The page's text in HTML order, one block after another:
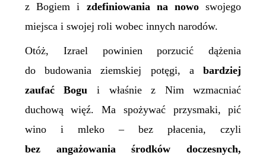
z Bogiem i zdefiniowania na nowoswojego
miejsca i swojej roli wobec innych narodów.
Otóż, Izrael powinien porzucić dążenia
do budowania ziemskiej potęgi, abardziej
zaufać Bogu i właśnie z Nim wzmacniać
duchową więź. Ma spożywać przysmaki, pić
wino i mleko – bez płacenia, czyli
bez angażowania środków doczesnych,